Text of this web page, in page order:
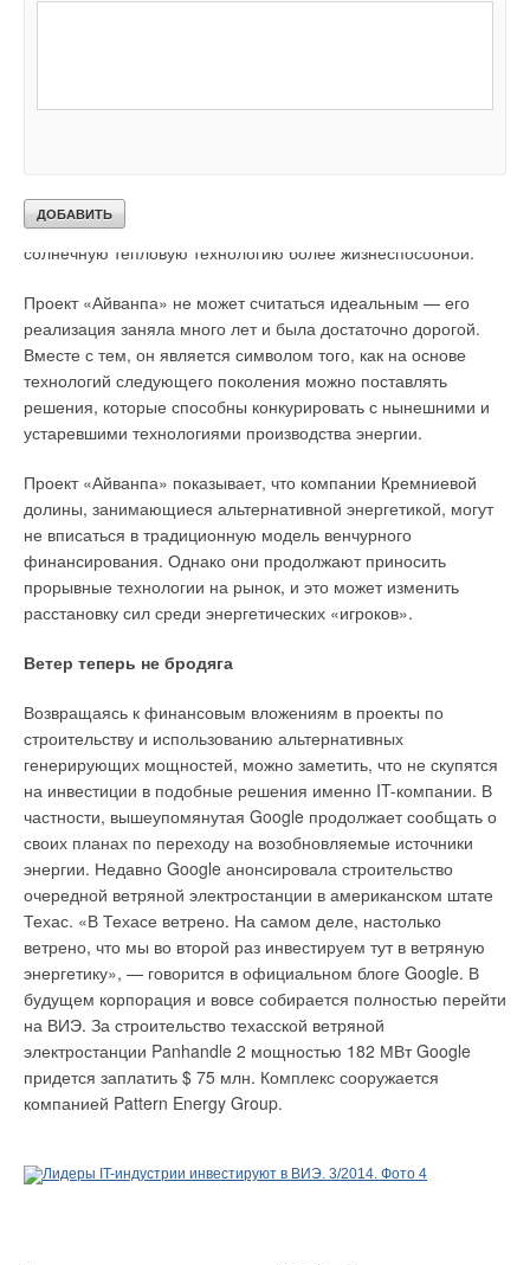
котлов. Хранению аккумулированной энергии вообще будет
уделяться более пристальное внимание, ведь это сделает
солнечную тепловую технологию более жизнеспособной.
Проект «Айванпа» не может считаться идеальным — его
реализация заняла много лет и была достаточно дорогой.
Вместе с тем, он является символом того, как на основе
технологий следующего поколения можно поставлять
решения, которые способны конкурировать с нынешними и
устаревшими технологиями производства энергии.
Проект «Айванпа» показывает, что компании Кремниевой
долины, занимающиеся альтернативной энергетикой, могут
не вписаться в традиционную модель венчурного
финансирования. Однако они продолжают приносить
прорывные технологии на рынок, и это может изменить
расстановку сил среди энергетических «игроков».
Ветер теперь не бродяга
Возвращаясь к финансовым вложениям в проекты по
строительству и использованию альтернативных
генерирующих мощностей, можно заметить, что не скупятся
на инвестиции в подобные решения именно IT-компании. В
частности, вышеупомянутая Google продолжает сообщать о
своих планах по переходу на возобновляемые источники
энергии. Недавно Google анонсировала строительство
очередной ветряной электростанции в американском штате
Техас. «В Техасе ветрено. На самом деле, настолько
ветрено, что мы во второй раз инвестируем тут в ветряную
энергетику», — говорится в официальном блоге Google. В
будущем корпорация и вовсе собирается полностью перейти
на ВИЭ. За строительство техасской ветряной
электростанции Panhandle 2 мощностью 182 МВт Google
придется заплатить $ 75 млн. Комплекс сооружается
компанией Pattern Energy Group.